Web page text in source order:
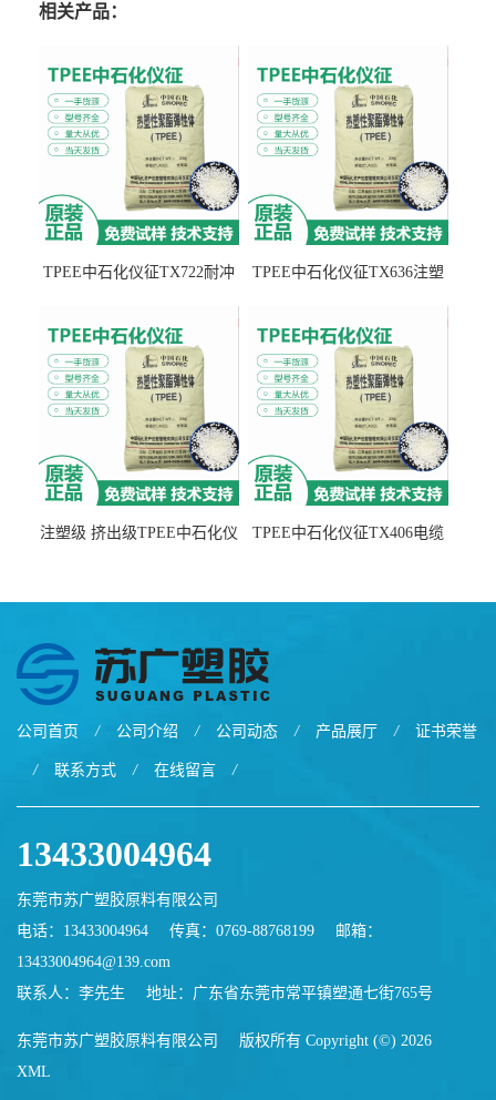
相关产品：
TPEE中石化仪征TX722耐冲
TPEE中石化仪征TX636注塑
注塑级 挤出级TPEE中石化仪
TPEE中石化仪征TX406电缆
公司首页 / 公司介绍 / 公司动态 / 产品展厅 / 证书荣誉
/ 联系方式 / 在线留言 /
13433004964
东莞市苏广塑胶原料有限公司
电话：13433004964
传真：0769-88768199
邮箱：
13433004964@139.com
联系人：李先生
地址：广东省东莞市常平镇塑通七街765号
东莞市苏广塑胶原料有限公司
版权所有 Copyright (©) 2026
XML